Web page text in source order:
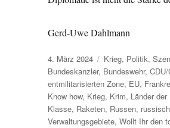
Gerd-Uwe Dahlmann
Veröffentlicht
am
4. März 2024 Kategorien
Krieg, Politik,
Bundeskanzler, Bundeswehr,
entmilitarisierten Zone, EU,
Know how, Krieg, Krim, Länder
Klasse, Raketen, Russen,
Verwaltungsgebiete,Wollt Ihr den